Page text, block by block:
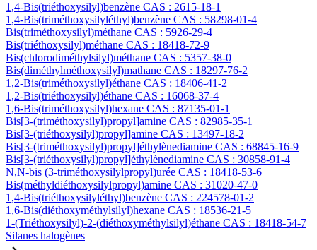
1,4-Bis(triéthoxysilyl)benzène CAS : 2615-18-1
1,4-Bis(triméthoxysilyléthyl)benzène CAS : 58298-01-4
Bis(triméthoxysilyl)méthane CAS : 5926-29-4
Bis(triéthoxysilyl)méthane CAS : 18418-72-9
Bis(chlorodiméthylsilyl)méthane CAS : 5357-38-0
Bis(diméthylméthoxysilyl)mathane CAS : 18297-76-2
1,2-Bis(triméthoxysilyl)éthane CAS : 18406-41-2
1,2-Bis(triéthoxysilyl)éthane CAS : 16068-37-4
1,6-Bis(triméthoxysilyl)hexane CAS : 87135-01-1
Bis[3-(triméthoxysilyl)propyl]amine CAS : 82985-35-1
Bis[3-(triéthoxysilyl)propyl]amine CAS : 13497-18-2
Bis[3-(triméthoxysilyl)propyl]éthylènediamine CAS : 68845-16-9
Bis[3-(triéthoxysilyl)propyl]éthylènediamine CAS : 30858-91-4
N,N-bis (3-triméthoxysilylpropyl)urée CAS : 18418-53-6
Bis(méthyldiéthoxysilylpropyl)amine CAS : 31020-47-0
1,4-Bis(triéthoxysilyléthyl)benzène CAS : 224578-01-2
1,6-Bis(diéthoxyméthylsilyl)hexane CAS : 18536-21-5
1-(Triéthoxysilyl)-2-(diéthoxyméthylsilyl)éthane CAS : 18418-54-7
Silanes halogènes